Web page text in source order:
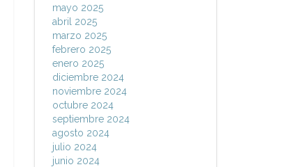
mayo 2025
abril 2025
marzo 2025
febrero 2025
enero 2025
diciembre 2024
noviembre 2024
octubre 2024
septiembre 2024
agosto 2024
julio 2024
junio 2024